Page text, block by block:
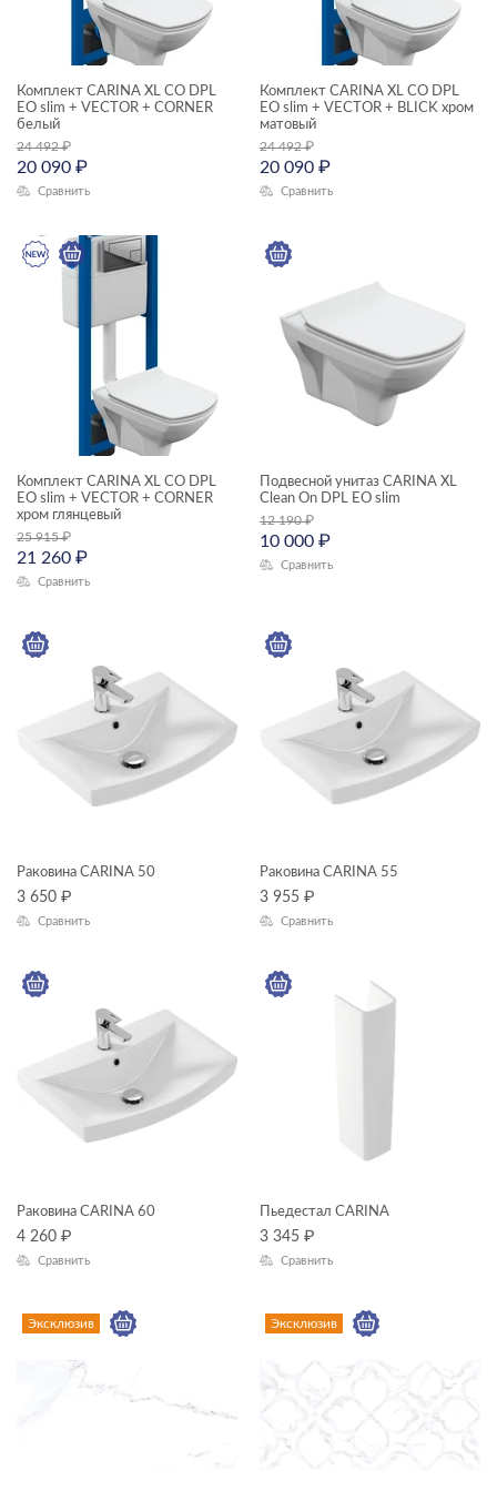
унитазы подвесные
унитазы-компакты
ГАБАРИТЫ
Ширина, см
Высота, см
Глубина, см
ЦВЕТ
КОЛЛЕКЦИЯ
CARINA
Комплект CARINA XL CO DPL
EO slim + VECTOR + CORNER
белый
24 492₽
20 090 ₽
Сравнить
Комплект CARINA XL CO DPL
EO slim + VECTOR + BLICK хром
матовый
24 492₽
20 090 ₽
Сравнить
Комплект CARINA XL CO DPL
EO slim + VECTOR + CORNER
хром глянцевый
25 915₽
21 260 ₽
Сравнить
Подвесной унитаз CARINA XL
Clean On DPL EO slim
12 190₽
10 000 ₽
Сравнить
Раковина CARINA 50
3 650 ₽
Сравнить
Раковина CARINA 55
3 955 ₽
Сравнить
Раковина CARINA 60
4 260 ₽
Сравнить
Пьедестал CARINA
3 345 ₽
Сравнить
Эксклюзив Эксклюзив